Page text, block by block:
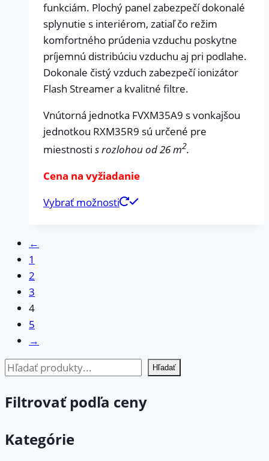
funkciám. Plochý panel zabezpečí dokonalé
splynutie s interiérom, zatiaľ čo režim
komfortného prúdenia vzduchu poskytne
príjemnú distribúciu vzduchu aj pri podlahe.
Dokonale čistý vzduch zabezpečí ionizátor
Flash Streamer a kvalitné filtre.
Vnútorná jednotka FVXM35A9 s vonkajšou
jednotkou RXM35R9 sú určené pre
miestnosti s rozlohou od 26 m2.
Cena na vyžiadanie
Vybrať možnosti
←
1
2
3
4
5
→
Hľadať
Hľadať
Filtrovať podľa ceny
Kategórie